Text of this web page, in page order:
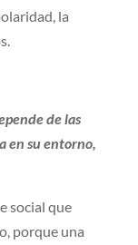
la
de las
en su entorno,
social que
porque una